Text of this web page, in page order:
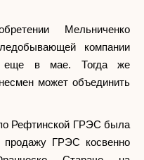
Мельниченко
компании
еще в мае. Тогда же
может объединить
Рефтинской ГРЭС была
ГРЭС косвенно